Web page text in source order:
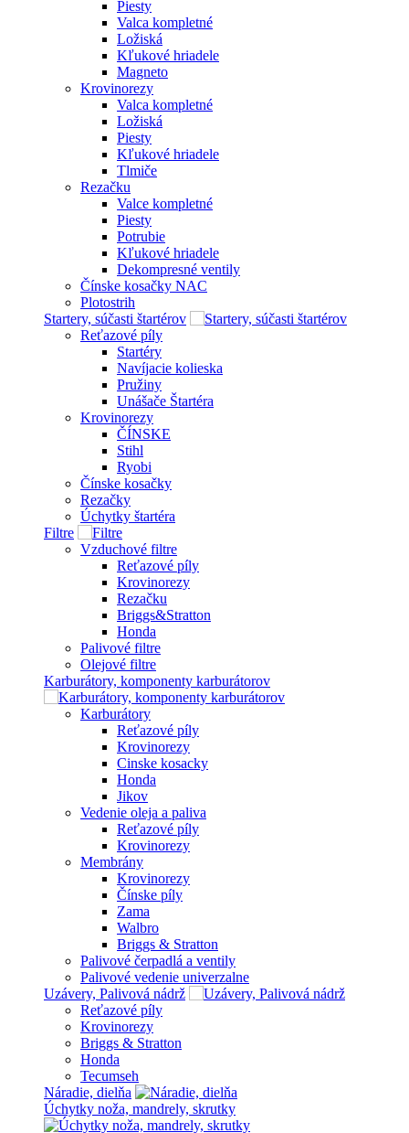
Piesty
Valca kompletné
Ložiská
Kľukové hriadele
Magneto
Krovinorezy
Valca kompletné
Ložiská
Piesty
Kľukové hriadele
Tlmiče
Rezačku
Valce kompletné
Piesty
Potrubie
Kľukové hriadele
Dekompresné ventily
Čínske kosačky NAC
Plotostrih
Startery, súčasti štartérov
Reťazové píly
Startéry
Navíjacie kolieska
Pružiny
Unášače Štartéra
Krovinorezy
ČÍNSKE
Stihl
Ryobi
Čínske kosačky
Rezačky
Úchytky štartéra
Filtre
Vzduchové filtre
Reťazové píly
Krovinorezy
Rezačku
Briggs&Stratton
Honda
Palivové filtre
Olejové filtre
Karburátory, komponenty karburátorov
Karburátory
Reťazové píly
Krovinorezy
Cinske kosacky
Honda
Jikov
Vedenie oleja a paliva
Reťazové píly
Krovinorezy
Membrány
Krovinorezy
Čínske píly
Zama
Walbro
Briggs & Stratton
Palivové čerpadlá a ventily
Palivové vedenie univerzalne
Uzávery, Palivová nádrž
Reťazové píly
Krovinorezy
Briggs & Stratton
Honda
Tecumseh
Náradie, dielňa
Úchytky noža, mandrely, skrutky